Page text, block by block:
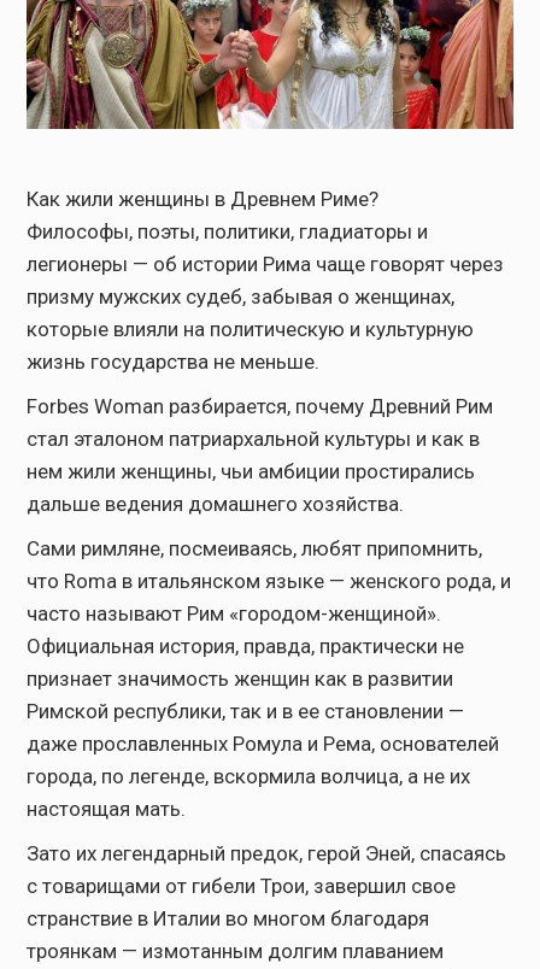
Как жили женщины в Древнем Риме?
Философы, поэты, политики, гладиаторы и
легионеры — об истории Рима чаще говорят через
призму мужских судеб, забывая о женщинах,
которые влияли на политическую и культурную
жизнь государства не меньше.
Forbes Woman разбирается, почему Древний Рим
стал эталоном патриархальной культуры и как в
нем жили женщины, чьи амбиции простирались
дальше ведения домашнего хозяйства.
Сами римляне, посмеиваясь, любят припомнить,
что Roma в итальянском языке — женского рода, и
часто называют Рим «городом-женщиной».
Официальная история, правда, практически не
признает значимость женщин как в развитии
Римской республики, так и в ее становлении —
даже прославленных Ромула и Рема, основателей
города, по легенде, вскормила волчица, а не их
настоящая мать.
Зато их легендарный предок, герой Эней, спасаясь
с товарищами от гибели Трои, завершил свое
странствие в Италии во многом благодаря
троянкам — измотанным долгим плаванием